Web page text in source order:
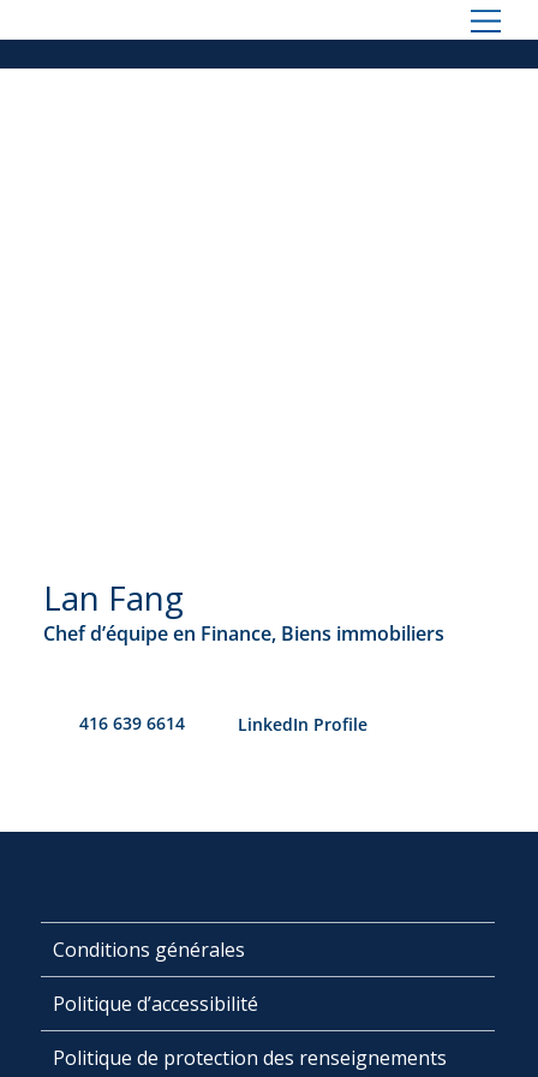
Lan Fang
Chef d’équipe en Finance, Biens immobiliers
416 639 6614 ​LinkedIn Profile
Conditions générales
Politique d’accessibilité
Politique de protection des renseignements